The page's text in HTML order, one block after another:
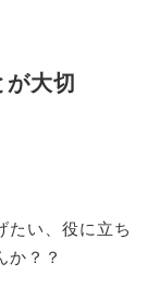
大切
たい、役に立ち
か？？